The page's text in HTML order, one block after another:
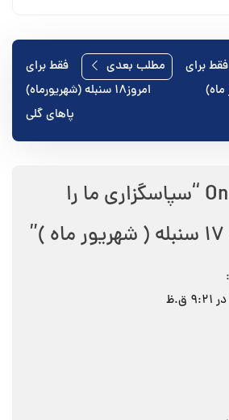
فقط برای
ماه)
مطلب بعدی
فقط برای
امروز۱۸ سنبله (شهریورماه)
پاهای گلی
سپاسگزاری ما را
”